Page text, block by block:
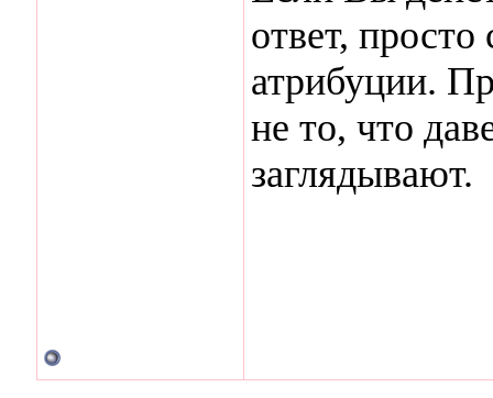
ответ,
атрибуции.
не то, что
заглядывают.